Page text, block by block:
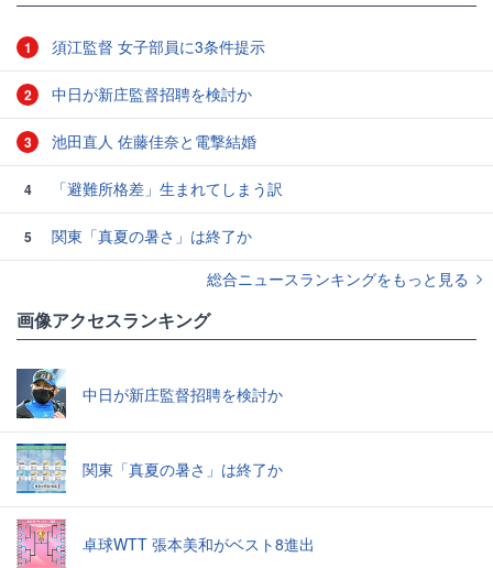
1 須江監督 女子部員に3条件提示
2 中日が新庄監督招聘を検討か
3 池田直人 佐藤佳奈と電撃結婚
4 「避難所格差」生まれてしまう訳
5
関東「真夏の暑さ」は終了か
総合ニュースランキングをもっと見る
画像アクセスランキング
中日が新庄監督招聘を検討か
関東「真夏の暑さ」は終了か
卓球WTT 張本美和がベスト8進出